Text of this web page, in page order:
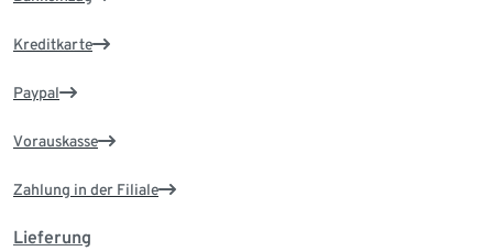
Kreditkarte
Paypal
Vorauskasse
Zahlung in der Filiale
Lieferung